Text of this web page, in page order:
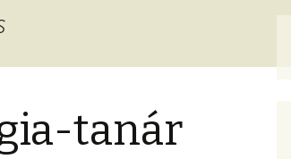
tanár